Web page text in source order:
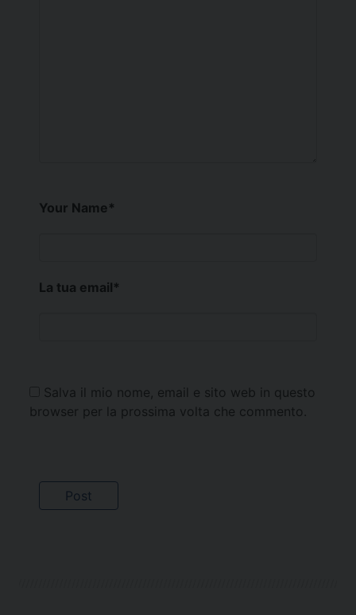
Your Name*
La tua email*
Salva il mio nome, email e sito web in questo
browser per la prossima volta che commento.